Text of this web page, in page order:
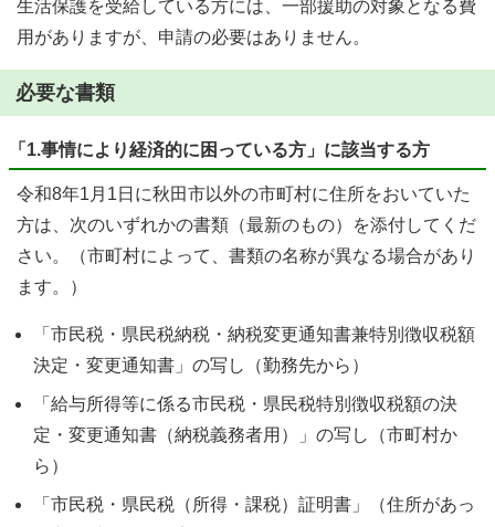
生活保護を受給している方には、一部援助の対象となる費
用がありますが、申請の必要はありません。
必要な書類
「1.事情により経済的に困っている方」に該当する方
令和8年1月1日に秋田市以外の市町村に住所をおいていた
方は、次のいずれかの書類（最新のもの）を添付してくだ
さい。（市町村によって、書類の名称が異なる場合があり
ます。）
「市民税・県民税納税・納税変更通知書兼特別徴収税額
決定・変更通知書」の写し（勤務先から）
「給与所得等に係る市民税・県民税特別徴収税額の決
定・変更通知書（納税義務者用）」の写し（市町村か
ら）
「市民税・県民税（所得・課税）証明書」（住所があっ